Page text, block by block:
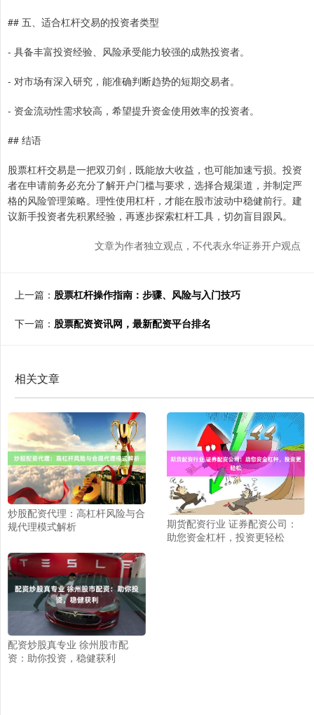
## 五、适合杠杆交易的投资者类型
- 具备丰富投资经验、风险承受能力较强的成熟投资者。
- 对市场有深入研究，能准确判断趋势的短期交易者。
- 资金流动性需求较高，希望提升资金使用效率的投资者。
## 结语
股票杠杆交易是一把双刃剑，既能放大收益，也可能加速亏损。投资
者在申请前务必充分了解开户门槛与要求，选择合规渠道，并制定严
格的风险管理策略。理性使用杠杆，才能在股市波动中稳健前行。建
议新手投资者先积累经验，再逐步探索杠杆工具，切勿盲目跟风。
文章为作者独立观点，不代表永华证券开户观点
上一篇： 股票杠杆操作指南：步骤、风险与入门技巧
下一篇： 股票配资资讯网，最新配资平台排名
相关文章
炒股配资代理：高杠杆风险与合
规代理模式解析
期货配资行业 证券配资公司：
助您资金杠杆，投资更轻松
配资炒股真专业 徐州股市配
资：助你投资，稳健获利